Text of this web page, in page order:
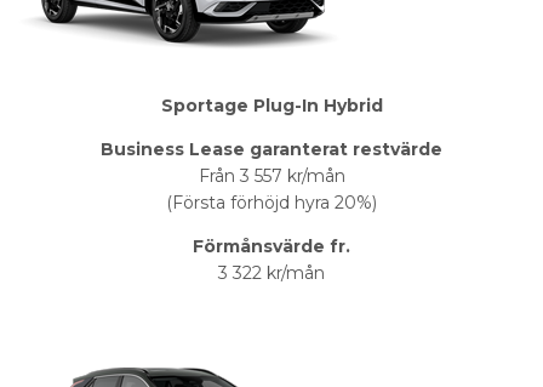
Sportage Plug-In Hybrid
Business Lease garanterat restvärde
Från 3 557 kr/mån
(Första förhöjd hyra 20%)
Förmånsvärde fr.
3 322 kr/mån